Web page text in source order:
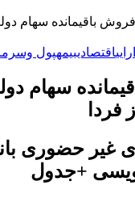
فروش باقیمانده سهام
اقتصادیبیمهپول
سهام
غیر حضوری
+جدول